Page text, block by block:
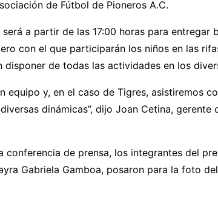
de Fútbol de Pioneros A.C.
a partir de las 17:00 horas para entregar
con el que participarán los niños en las
disponer de todas las actividades en los
equipo y, en el caso de Tigres, asistiremos
dinámicas”, dijo Joan Cetina, gerente
conferencia de prensa, los integrantes del
Gabriela Gamboa, posaron para la foto